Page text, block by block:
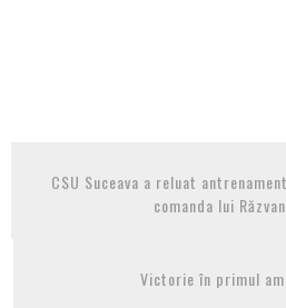
CSU Suceava a reluat
comanda lui
Victorie în primul